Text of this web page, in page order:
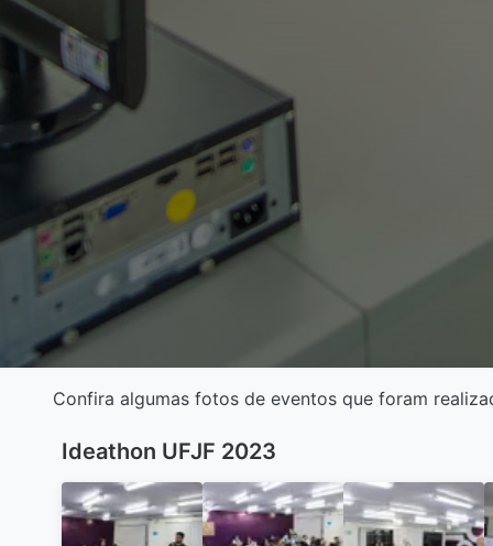
Confira algumas fotos de eventos que foram
Ideathon UFJF 2023